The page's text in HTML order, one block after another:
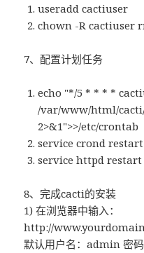
useradd cactiuser
chown -R cactiuser
7、配置计划任务
echo "*/5 * * * *
/var/www/html/
2>&1">>/etc/crontab
service crond restart
service httpd restart
8、完成cacti的安装
1) 在浏览器中输入：
http://
默认用户名：admin 密